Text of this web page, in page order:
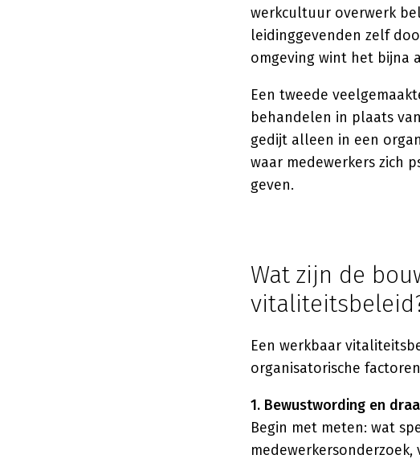
werkcultuur overwerk
leidinggevenden zelf
omgeving wint het bijna
Een tweede
behandelen in plaats
gedijt alleen in een
waar medewerkers zich
geven.
Wat zijn de
Een werkbaar
organisatorische
1. Bewustwording en
Begin met meten: wat